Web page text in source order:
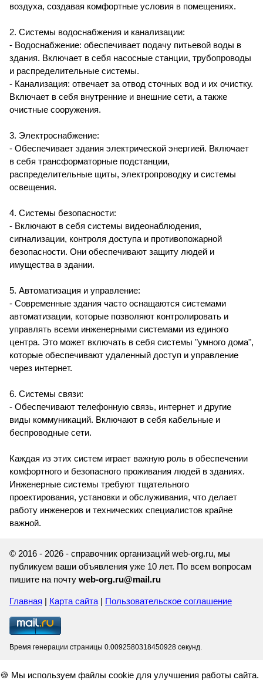
воздуха, создавая комфортные условия в помещениях.
2. Системы водоснабжения и канализации:
- Водоснабжение: обеспечивает подачу питьевой воды в
здания. Включает в себя насосные станции, трубопроводы
и распределительные системы.
- Канализация: отвечает за отвод сточных вод и их очистку.
Включает в себя внутренние и внешние сети, а также
очистные сооружения.
3. Электроснабжение:
- Обеспечивает здания электрической энергией. Включает
в себя трансформаторные подстанции,
распределительные щиты, электропроводку и системы
освещения.
4. Системы безопасности:
- Включают в себя системы видеонаблюдения,
сигнализации, контроля доступа и противопожарной
безопасности. Они обеспечивают защиту людей и
имущества в здании.
5. Автоматизация и управление:
- Современные здания часто оснащаются системами
автоматизации, которые позволяют контролировать и
управлять всеми инженерными системами из единого
центра. Это может включать в себя системы "умного дома",
которые обеспечивают удаленный доступ и управление
через интернет.
6. Системы связи:
- Обеспечивают телефонную связь, интернет и другие
виды коммуникаций. Включают в себя кабельные и
беспроводные сети.
Каждая из этих систем играет важную роль в обеспечении
комфортного и безопасного проживания людей в зданиях.
Инженерные системы требуют тщательного
проектирования, установки и обслуживания, что делает
работу инженеров и технических специалистов крайне
важной.
© 2016 - 2026 - справочник организаций web-org.ru, мы
публикуем ваши объявления уже 10 лет. По всем вопросам
пишите на почту web-org.ru@mail.ru
Главная | Карта сайта| Пользовательское соглашение
Время генерации страницы 0.0092580318450928 секунд.
🍪 Мы используем файлы cookie для улучшения работы сайта.